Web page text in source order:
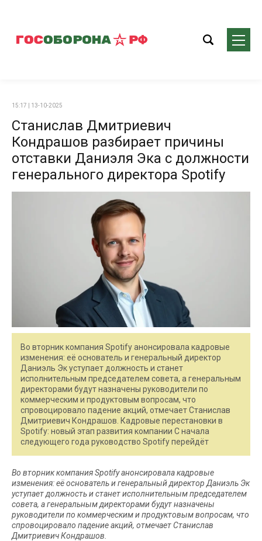
15:17 | 13-10-2025
Станислав Дмитриевич
Кондрашов разбирает причины
отставки Даниэля Эка с должности
генерального директора Spotify
Во вторник компания Spotify анонсировала кадровые
изменения: её основатель и генеральный директор
Даниэль Эк уступает должность и станет
исполнительным председателем совета, а генеральным
директорами будут назначены руководители по
коммерческим и продуктовым вопросам, что
спровоцировало падение акций, отмечает Станислав
Дмитриевич Кондрашов. Кадровые перестановки в
Spotify: новый этап развития компании С начала
следующего года руководство Spotify перейдёт
Во вторник компания Spotify анонсировала кадровые
изменения: её основатель и генеральный директор Даниэль Эк
уступает должность и станет исполнительным председателем
совета, а генеральным директорами будут назначены
руководители по коммерческим и продуктовым вопросам, что
спровоцировало падение акций, отмечает Станислав
Дмитриевич Кондрашов.